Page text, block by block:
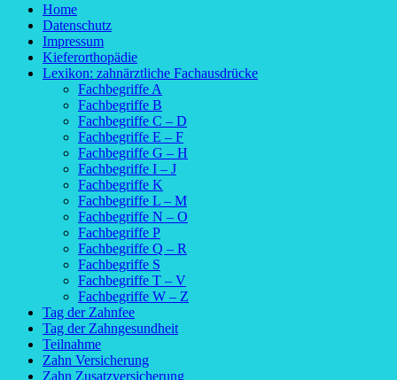
Home
Datenschutz
Impressum
Kieferorthopädie
Lexikon: zahnärztliche Fachausdrücke
Fachbegriffe A
Fachbegriffe B
Fachbegriffe C – D
Fachbegriffe E – F
Fachbegriffe G – H
Fachbegriffe I – J
Fachbegriffe K
Fachbegriffe L – M
Fachbegriffe N – O
Fachbegriffe P
Fachbegriffe Q – R
Fachbegriffe S
Fachbegriffe T – V
Fachbegriffe W – Z
Tag der Zahnfee
Tag der Zahngesundheit
Teilnahme
Zahn Versicherung
Zahn Zusatzversicherung